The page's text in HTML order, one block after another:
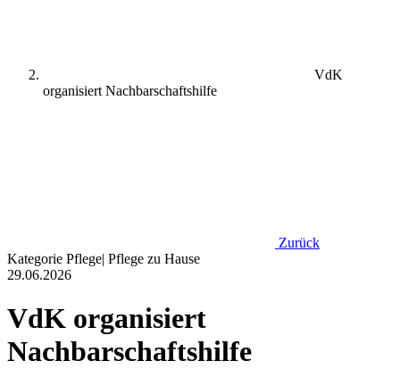
VdK
organisiert Nachbarschaftshilfe
Zurück
Kategorie Pflege| Pflege zu Hause
29.06.2026
VdK organisiert
Nachbarschaftshilfe